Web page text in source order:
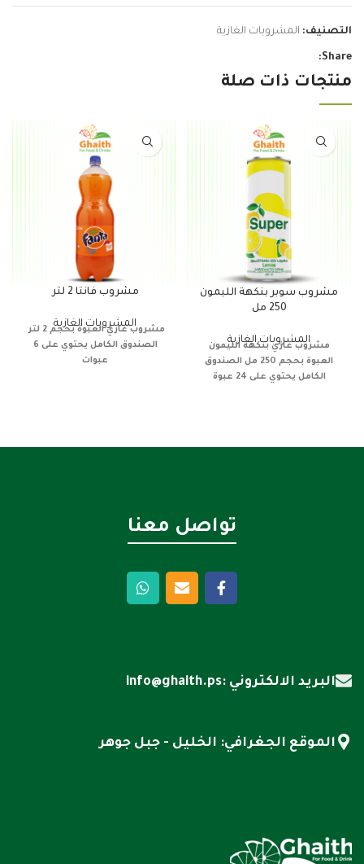
التصنيف: المشروبات الغازية
Share:
منتجات ذات صلة
مشروب سوبر بنكهة الليمون
250 مل
المشروبات الغازية
مشروب غازي بنكهة الليمون
العبوة بحجم 250 مل
الصندوق
الكامل يحتوي على 24 عبوة
مشروب فانتا 2 لتر
المشروبات الغازيةمشروب غازي العبوة بحجم 2 لتر
الصندوق الكامل يحتوي على 6
عبوات
تواصل معنا
البريد الالكتروني :info@ghaith.ps
الموقع الجغرافي: الخليل - جبل جوهر